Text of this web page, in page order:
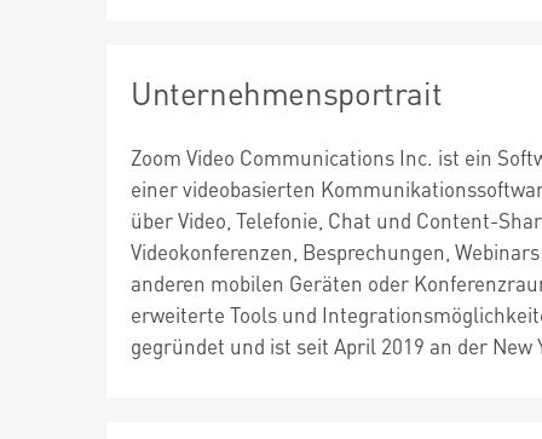
Unternehmensportrait
Zoom Video Communications Inc. ist ein
einer videobasierten
über Video, Telefonie, Chat und Content-
Videokonferenzen, Besprechungen,
anderen mobilen Geräten oder
erweiterte Tools und
gegründet und ist seit April 2019 an der